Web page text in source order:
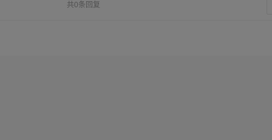
共0条回复